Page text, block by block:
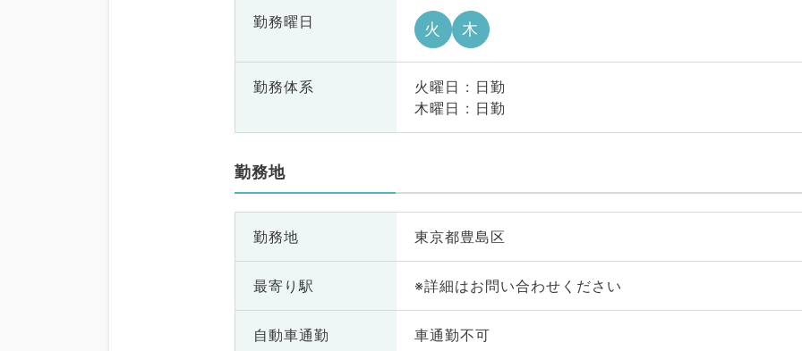
勤務曜日 火 木
勤務体系
火曜日 : 日勤
木曜日 : 日勤
勤務地
勤務地 東京都豊島区
最寄り駅 ※詳細はお問い合わせください
自動車通勤 車通勤不可